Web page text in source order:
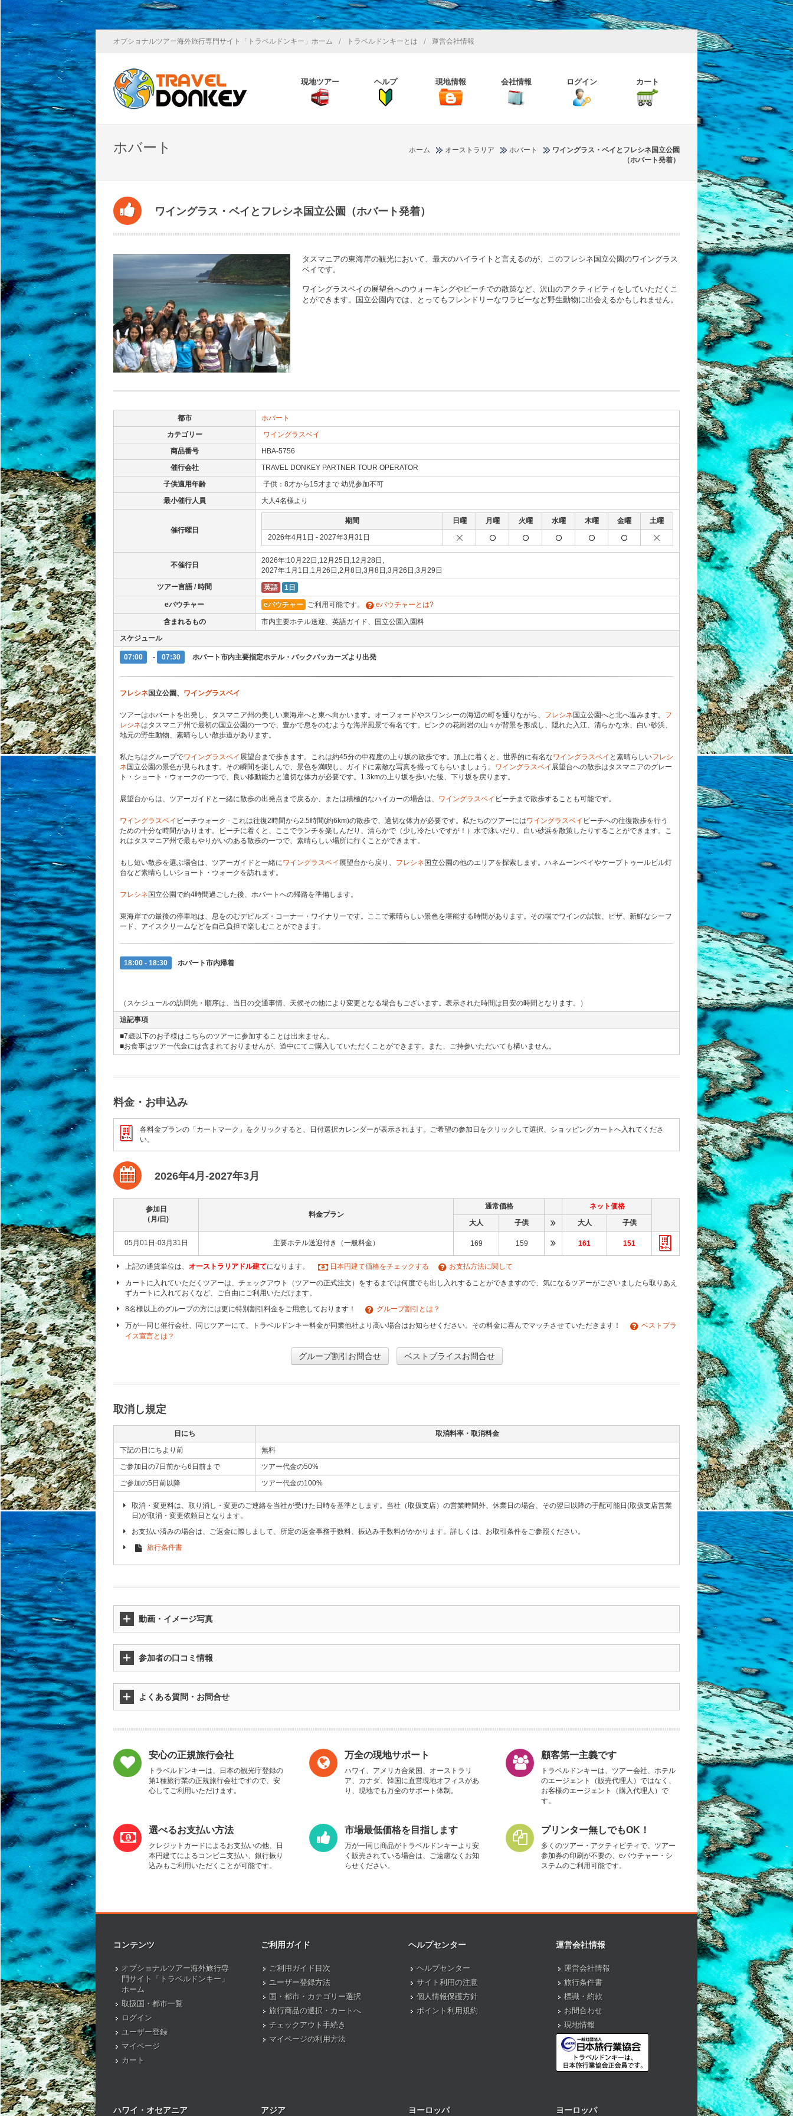
オプショナルツアー海外旅行専門サイト「トラベルドンキー」ホーム / トラベルドンキーとは / 運営会社情報
現地ツアー ヘルプ 現地情報 会社情報 ログイン カート
ホバート ホーム オーストラリア ホバート
ワイングラス・ベイとフレシネ国立公園
（ホバート発着）
ワイングラス・ベイとフレシネ国立公園（ホバート発着）
タスマニアの東海岸の観光において、最大のハイライトと言えるのが、このフレシネ国立公園のワイングラス
ベイです。
ワイングラスベイの展望台へのウォーキングやビーチでの散策など、沢山のアクティビティをしていただくこ
とができます。国立公園内では、とってもフレンドリーなワラビーなど野生動物に出会えるかもしれません。
都市
ホバート
カテゴリー
ワイングラスベイ
商品番号
HBA-5756
催行会社
TRAVEL DONKEY PARTNER TOUR OPERATOR
子供適用年齢
子供：8才から15才まで 幼児参加不可
最小催行人員
大人4名様より
催行曜日
期間 日曜 月曜 火曜 水曜 木曜 金曜
土曜
2026年4月1日 - 2027年3月31日
不催行日
2026年:10月22日,12月25日,12月28日,
2027年:1月1日,1月26日,2月8日,3月8日,3月26日,3月29日
ツアー言語 / 時間
英語 1日
eバウチャー eバウチャー ご利用可能です。 eバウチャーとは?
含まれるもの
市内主要ホテル送迎、英語ガイド、国立公園入園料
スケジュール
07:00 - 07:30 ホバート市内主要指定ホテル・バックパッカーズより出発
フレシネ国立公園、 ワイングラスベイ
ツアーはホバートを出発し、タスマニア州の美しい東海岸へと東へ向かいます。オーフォードやスワンシーの海辺の町を通りながら、 フレシネ 国立公園へと北へ進みます。 フ
レシネはタスマニア州で最初の国立公園の一つで、豊かで息をのむような海岸風景で有名です。ピンクの花崗岩の山々が背景を形成し、隠れた入江、清らかな水、白い砂浜、
地元の野生動物、素晴らしい散歩道があります。
私たちはグループでワイングラスベイ 展望台まで歩きます。これは約45分の中程度の上り坂の散歩です。頂上に着くと、世界的に有名なワイングラスベイ と素晴らしいフレシ
ネ 国立公園の景色が見られます。その瞬間を楽しんで、景色を満喫し、ガイドに素敵な写真を撮ってもらいましょう。 ワイングラスベイ 展望台への散歩はタスマニアのグレー
ト・ショート・ウォークの一つで、良い移動能力と適切な体力が必要です。1.3kmの上り坂を歩いた後、下り坂を戻ります。
展望台からは、ツアーガイドと一緒に散歩の出発点まで戻るか、または積極的なハイカーの場合は、 ワイングラスベイ ビーチまで散歩することも可能です。
ワイングラスベイ ビーチウォーク - これは往復2時間から2.5時間(約6km)の散歩で、適切な体力が必要です。私たちのツアーにはワイングラスベイ ビーチへの往復散歩を行う
ための十分な時間があります。ビーチに着くと、ここでランチを楽しんだり、清らかで（少し冷たいですが！）水で泳いだり、白い砂浜を散策したりすることができます。こ
れはタスマニア州で最もやりがいのある散歩の一つで、素晴らしい場所に行くことができます。
もし短い散歩を選ぶ場合は、ツアーガイドと一緒にワイングラスベイ 展望台から戻り、 フレシネ 国立公園の他のエリアを探索します。ハネムーンベイやケープトゥールビル灯
台など素晴らしいショート・ウォークを訪れます。
フレシネ 国立公園で約4時間過ごした後、ホバートへの帰路を準備します。
東海岸での最後の停車地は、息をのむデビルズ・コーナー・ワイナリーです。ここで素晴らしい景色を堪能する時間があります。その場でワインの試飲、ピザ、新鮮なシーフ
ード、アイスクリームなどを自己負担で楽しむことができます。
18:00 - 18:30 ホバート市内帰着
（スケジュールの訪問先・順序は、当日の交通事情、天候その他により変更となる場合もございます。表示された時間は目安の時間となります。）
追記事項
■7歳以下のお子様はこちらのツアーに参加することは出来ません。
■お食事はツアー代金には含まれておりませんが、道中にてご購入していただくことができます。また、ご持参いただいても構いません。
料金・お申込み
各料金プランの「カートマーク」をクリックすると、日付選択カレンダーが表示されます。ご希望の参加日をクリックして選択、ショッピングカートへ入れてくださ
い。
2026年4月-2027年3月
参加日
（月/日)
料金プラン
通常価格
ネット価格
大人
子供 大人 子供
05月01日-03月31日 主要ホテル送迎付き（一般料金） 169 159 161 151
上記の通貨単位は、 オーストラリアドル建てになります。 日本円建て価格をチェックする
お支払方法に関して
カートに入れていただくツアーは、チェックアウト（ツアーの正式注文）をするまでは何度でも出し入れすることができますので、気になるツアーがございましたら取りあえ
ずカートに入れておくなど、ご自由にご利用いただけます。
8名様以上のグループの方には更に特別割引料金をご用意しております！
グループ割引とは？
万が一同じ催行会社、同じツアーにて、トラベルドンキー料金が同業他社より高い場合はお知らせください。その料金に喜んでマッチさせていただきます！
ベストプラ
イス宣言とは？
グループ割引お問合せ ベストプライスお問合せ
取消し規定
日にち
取消料率・取消料金
下記の日にちより前
無料
ご参加日の7日前から6日前まで
ツアー代金の50%
ご参加の5日前以降
ツアー代金の100%
取消・変更料は、取り消し・変更のご連絡を当社が受けた日時を基準とします。当社（取扱支店）の営業時間外、休業日の場合、その翌日以降の手配可能日(取扱支店営業
日)が取消・変更依頼日となります。
お支払い済みの場合は、ご返金に際しまして、所定の返金事務手数料、振込み手数料がかかります。詳しくは、お取引条件をご参照ください。
旅行条件書
動画・イメージ写真
参加者の口コミ情報
よくある質問・お問合せ
安心の正規旅行会社
トラベルドンキーは、日本の観光庁登録の
第1種旅行業の正規旅行会社ですので、安
心してご利用いただけます。
万全の現地サポート
ハワイ、アメリカ合衆国、オーストラリ
ア、カナダ、韓国に直営現地オフィスがあ
り、現地でも万全のサポート体制。
顧客第一主義です
トラベルドンキーは、ツアー会社、ホテル
のエージェント（販売代理人）ではなく、
お客様のエージェント（購入代理人）で
す。
選べるお支払い方法
クレジットカードによるお支払いの他、日
本円建てによるコンビニ支払い、銀行振り
込みもご利用いただくことが可能です。
市場最低価格を目指します
万が一同じ商品がトラベルドンキーより安
く販売されている場合は、ご遠慮なくお知
らせください。
プリンター無しでもOK！
多くのツアー・アクティビティで、ツアー
参加券の印刷が不要の、eバウチャー・シ
ステムのご利用可能です。
コンテンツ
オプショナルツアー海外旅行専
門サイト「トラベルドンキー」
ホーム
取扱国・都市一覧
ログイン
ユーザー登録
マイページ
カート
ご利用ガイド
ご利用ガイド目次
ユーザー登録方法
国・都市・カテゴリー選択
旅行商品の選択・カートへ
チェックアウト手続き
マイページの利用方法
ヘルプセンター
ヘルプセンター
サイト利用の注意
個人情報保護方針
ポイント利用規約
運営会社情報
運営会社情報
旅行条件書
標識・約款
お問合わせ
現地情報
ハワイ・オセアニア アジア ヨーロッパ ヨーロッパ